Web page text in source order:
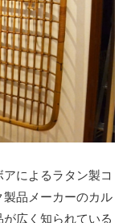
によるラタン製コ
品メーカーのカル
広く知られている